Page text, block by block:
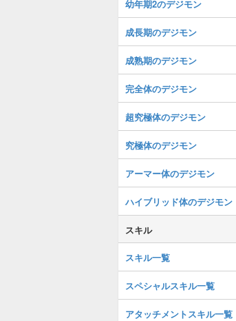
幼年期2のデジモン
成長期のデジモン
成熟期のデジモン
完全体のデジモン
超究極体のデジモン
究極体のデジモン
アーマー体のデジモン
ハイブリッド体のデジモン
スキル
スキル一覧
スペシャルスキル一覧
アタッチメントスキル一覧